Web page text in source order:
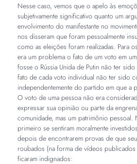
Nesse caso, vemos que o apelo às
subjetivamente significativo quanto um
envolvimento do manifestante no
nos disseram que foram pessoalmente
como as eleições foram realizadas. Para
era um problema o fato de um voto em
fosse o Rússia Unida de Putin não ter
fato de cada voto individual não ter sido
independentemente do partido em que a
O voto de uma pessoa não era
expressar sua opinião ou parte da
comunidade, mas um patrimônio pessoal.
primeiro se sentiram moralmente
depois de encontrarem provas de que
roubados (na forma de vídeos publicados
ficaram indignados: